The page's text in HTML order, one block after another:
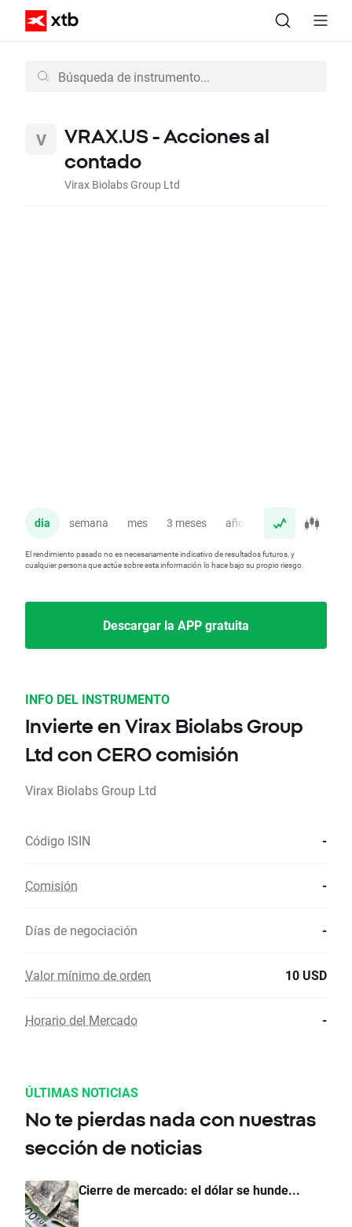
VRAX.US - Acciones al
contado
Virax Biolabs Group Ltd
dia semana mes 3 meses año
El rendimiento pasado no es necesariamente indicativo de resultados futuros, y
cualquier persona que actúe sobre esta información lo hace bajo su propio riesgo.
Descargar la APP gratuita
INFO DEL INSTRUMENTO
Invierte en Virax Biolabs Group
Ltd con CERO comisión
Virax Biolabs Group Ltd
Código ISIN -
Comisión -
Días de negociación -
Valor mínimo de orden 10 USD
Horario del Mercado -
ÚLTIMAS NOTICIAS
No te pierdas nada con nuestras
sección de noticias
Cierre de mercado: el dólar se hunde...